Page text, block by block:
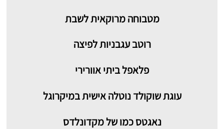
מטבוחה מרוקאית לשבת
רוטב עגבניות לפיצה
פלאפל ביתי אוורירי
עוגת שוקולד נוטלה אישית במיקרוגל
נאגטס כמו של מקדונלדס